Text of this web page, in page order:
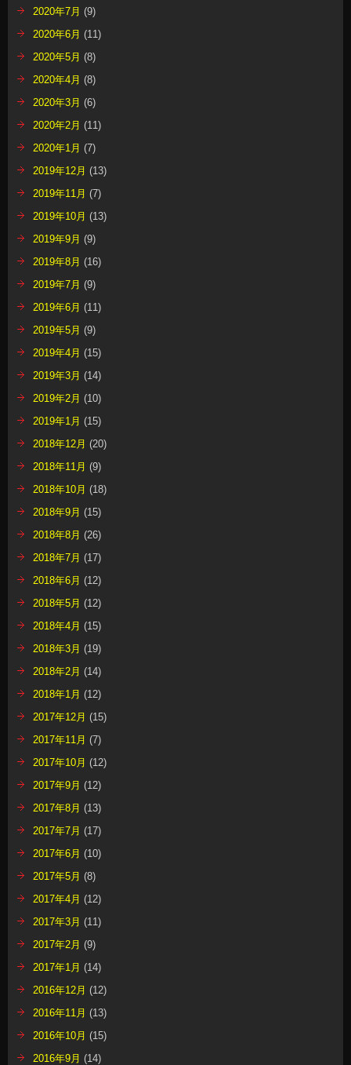
2020年7月 (9)
2020年6月 (11)
2020年5月 (8)
2020年4月 (8)
2020年3月 (6)
2020年2月 (11)
2020年1月 (7)
2019年12月 (13)
2019年11月 (7)
2019年10月 (13)
2019年9月 (9)
2019年8月 (16)
2019年7月 (9)
2019年6月 (11)
2019年5月 (9)
2019年4月 (15)
2019年3月 (14)
2019年2月 (10)
2019年1月 (15)
2018年12月 (20)
2018年11月 (9)
2018年10月 (18)
2018年9月 (15)
2018年8月 (26)
2018年7月 (17)
2018年6月 (12)
2018年5月 (12)
2018年4月 (15)
2018年3月 (19)
2018年2月 (14)
2018年1月 (12)
2017年12月 (15)
2017年11月 (7)
2017年10月 (12)
2017年9月 (12)
2017年8月 (13)
2017年7月 (17)
2017年6月 (10)
2017年5月 (8)
2017年4月 (12)
2017年3月 (11)
2017年2月 (9)
2017年1月 (14)
2016年12月 (12)
2016年11月 (13)
2016年10月 (15)
2016年9月 (14)